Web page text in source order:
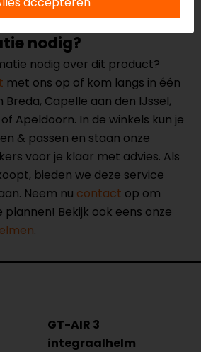
nodig?
nodig over dit product?
met ons op of kom langs in één
Breda, Capelle aan den IJssel,
Apeldoorn. In de winkels kun je
& passen en staan onze
voor je klaar met advies. Als
bieden we deze service
Neem nu contact op om
Bekijk ook eens onze
.
GT-AIR 3
integraalhelm